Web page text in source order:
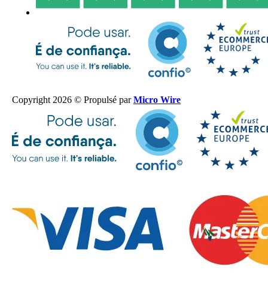
Copyright 2026 © Propulsé parMicro Wire